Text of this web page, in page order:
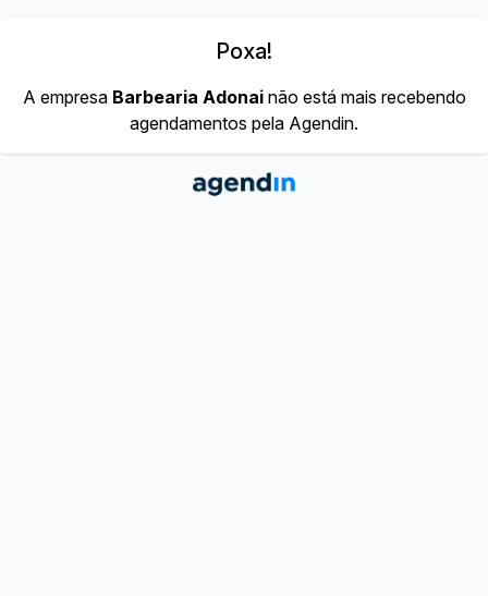
Poxa!
A empresa Barbearia Adonainão está mais recebendo
agendamentos pela Agendin.